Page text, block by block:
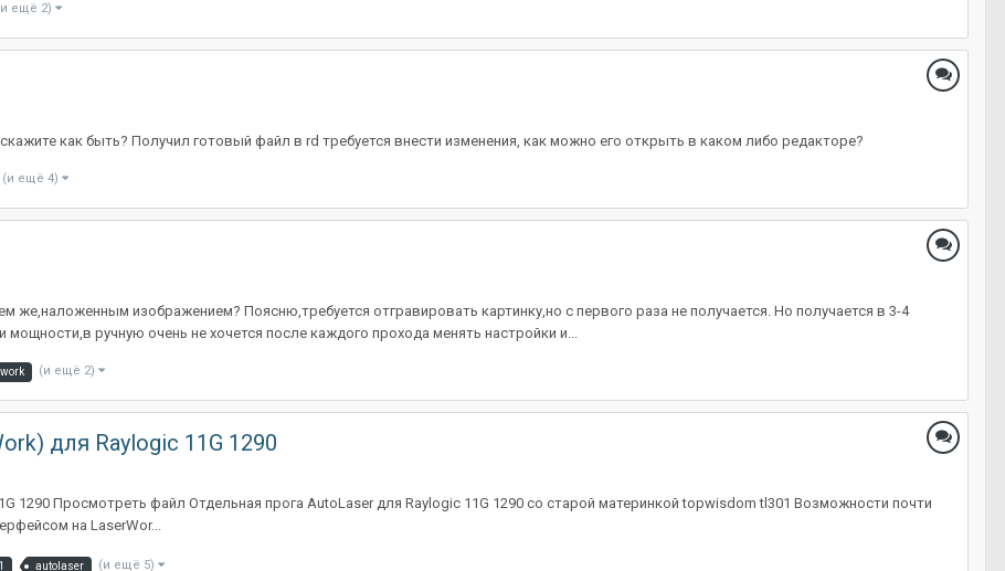
ещё 2)
как быть? Получил готовый файл в rd требуется внести изменения, как можно его открыть в каком либо редакторе?
(и ещё 4)
же,наложенным изображением? Поясню,требуется отгравировать картинку,но с первого раза не получается. Но получается в 3-4
ручную очень не хочется после каждого прохода менять настройки и...
(и ещё 2)
для Raylogic 11G 1290
1290 Просмотреть файл Отдельная прога AutoLaser для Raylogic 11G 1290 со cтарой материнкой topwisdom tl301 Возможности почти
на LaserWor...
autolaser (и ещё 5)